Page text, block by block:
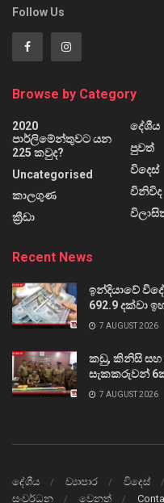
Follow Us
Browse by Category
2020
පාර්ලිමේන්තුවට යන
225 කවුද?
Uncategorised
කාලගුණ
ක්‍රීඩා
දේශීය
පුවත්
විදෙස්
විනිවිද
Recent News
ඉන්දියාවේ
692.9 දක්වා
7 AUGUST 2026
කඩු, කිනිසි සහ
සැකකරුවන්
7 AUGUST 2026
දේශීය ව්‍යාපාර විදෙස්
සංවර්ධන
වෙනත්